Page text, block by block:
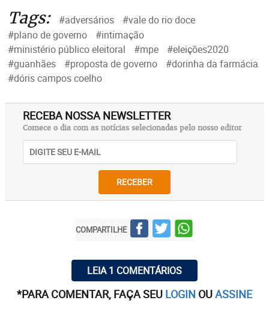
Tags: #adversários
#vale do rio doce
#plano de governo
#intimação
#ministério público eleitoral
#mpe
#eleições2020
#guanhães
#proposta de governo
#dorinha da farmácia
#dóris campos coelho
RECEBA NOSSA NEWSLETTER
Comece o dia com as notícias selecionadas pelo nosso editor
RECEBER
COMPARTILHE
LEIA 1 COMENTÁRIOS
*PARA COMENTAR, FAÇA SEU LOGIN OUASSINE